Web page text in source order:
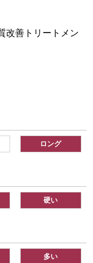
改善トリートメン
ロング
硬い
多い